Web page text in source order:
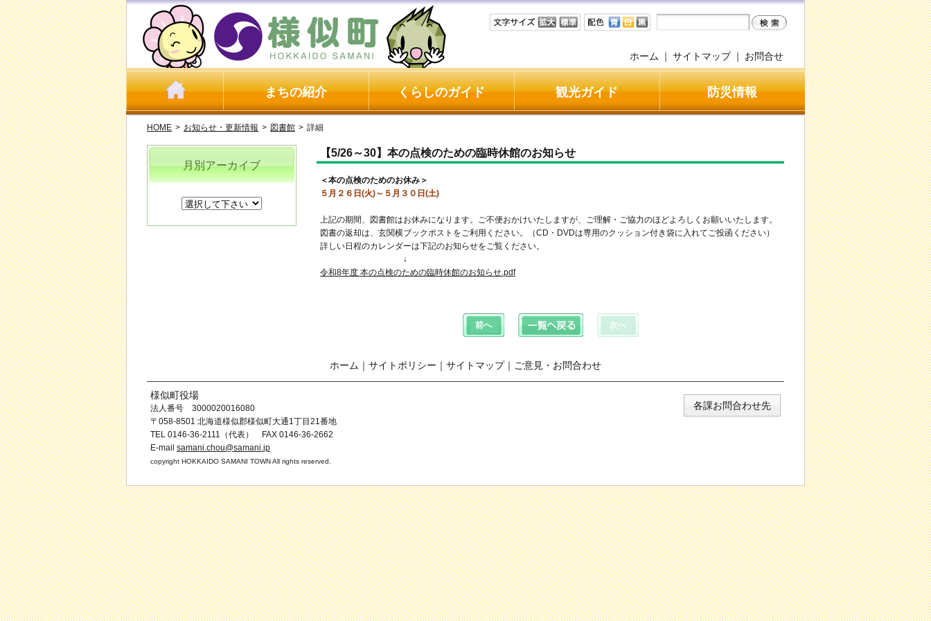
ホーム ｜ サイトマップ ｜ お問合せ
まちの紹介 くらしのガイド 観光ガイド 防災情報
HOME > お知らせ・更新情報 > 図書館 > 詳細
【5/26～30】本の点検のための臨時休館のお知らせ
＜本の点検のためのお休み＞
５月２６日(火)～５月３０日(土)
上記の期間、図書館はお休みになります。ご不便おかけいたしますが、ご理解・ご協力のほどよろしくお願いいたします。
図書の返却は、玄関横ブックポストをご利用ください。（CD・DVDは専用のクッション付き袋に入れてご投函ください）
詳しい日程のカレンダーは下記のお知らせをご覧ください。
↓
令和8年度 本の点検のための臨時休館のお知らせ.pdf
月別アーカイブ
ホーム ｜ サイトポリシー ｜ サイトマップ｜ ご意見・お問合わせ
様似町役場
法人番号 3000020016080
〒058-8501 北海道様似郡様似町大通1丁目21番地
TEL 0146-36-2111（代表） FAX 0146-36-2662
E-mail samani.chou@samani.jp
copyright HOKKAIDO SAMANI TOWN All rights reserved.
各課お問合わせ先